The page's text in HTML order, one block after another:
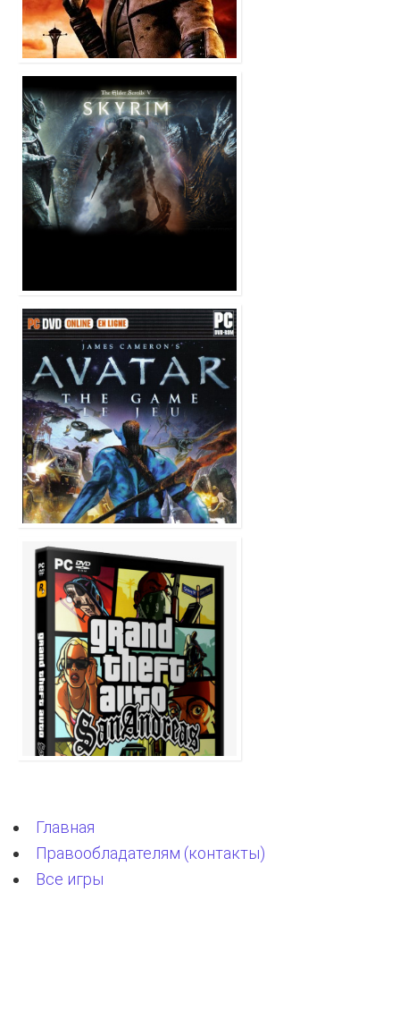
Главная
Правообладателям (контакты)
Все игры